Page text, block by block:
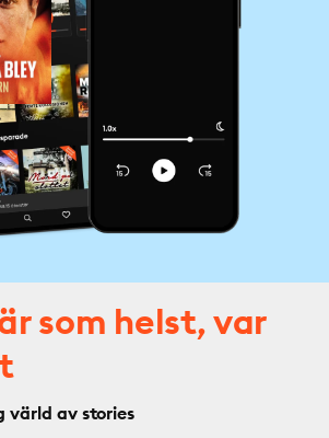
som helst, var
värld av stories